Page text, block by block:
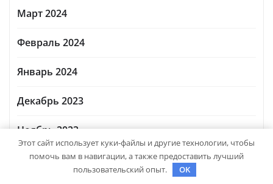
Март 2024
Февраль 2024
Январь 2024
Декабрь 2023
Ноябрь 2023
Октябрь 2023
Этот сайт использует куки-файлы и другие технологии, чтобы
помочь вам в навигации, а также предоставить лучший
пользовательский опыт.
OK